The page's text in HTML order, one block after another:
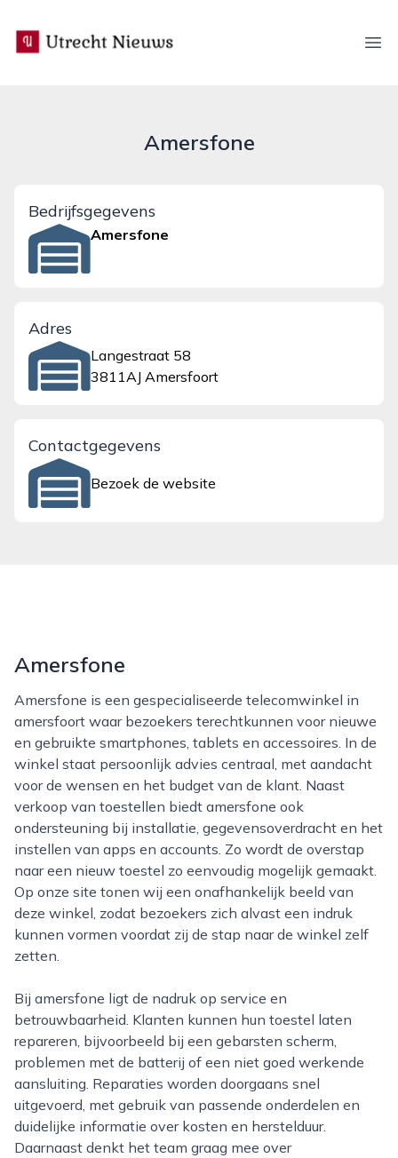
utrecht-nieuws.nl
Amersfone
Bedrijfsgegevens
Amersfone
Adres
Langestraat 58
3811AJ Amersfoort
Contactgegevens
Bezoek de website
Amersfone
Amersfone is een gespecialiseerde telecomwinkel in
amersfoort waar bezoekers terechtkunnen voor nieuwe
en gebruikte smartphones, tablets en accessoires. In de
winkel staat persoonlijk advies centraal, met aandacht
voor de wensen en het budget van de klant. Naast
verkoop van toestellen biedt amersfone ook
ondersteuning bij installatie, gegevensoverdracht en het
instellen van apps en accounts. Zo wordt de overstap
naar een nieuw toestel zo eenvoudig mogelijk gemaakt.
Op onze site tonen wij een onafhankelijk beeld van
deze winkel, zodat bezoekers zich alvast een indruk
kunnen vormen voordat zij de stap naar de winkel zelf
zetten.
Bij amersfone ligt de nadruk op service en
betrouwbaarheid. Klanten kunnen hun toestel laten
repareren, bijvoorbeeld bij een gebarsten scherm,
problemen met de batterij of een niet goed werkende
aansluiting. Reparaties worden doorgaans snel
uitgevoerd, met gebruik van passende onderdelen en
duidelijke informatie over kosten en herstelduur.
Daarnaast denkt het team graag mee over